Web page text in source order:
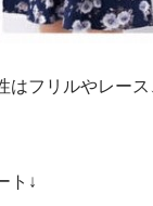
はフリルやレー
ト↓